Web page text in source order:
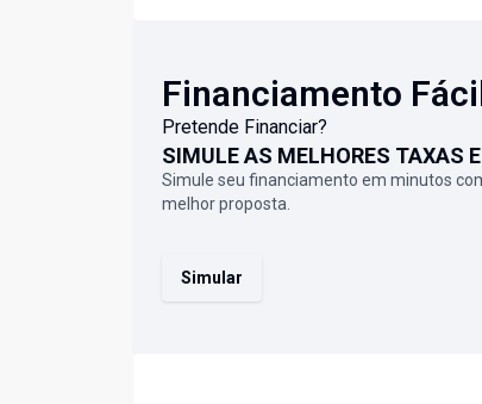
Financiamento
Pretende Financiar?
SIMULE AS MELHORES TAXAS
Simule seu financiamento em minutos
melhor proposta.
Simular